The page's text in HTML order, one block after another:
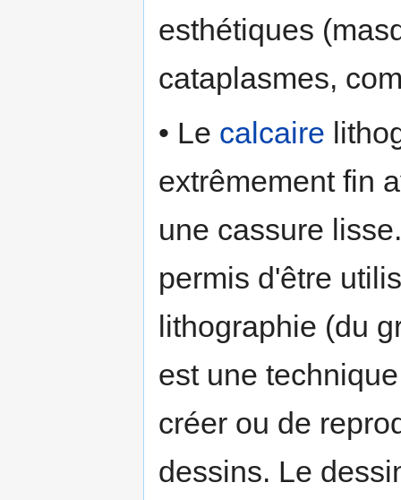
esthétiques
cataplasmes,
• Le calcaire
extrêmement fin
une cassure
permis d'être
lithographie (du
est une
créer ou de
dessins. Le